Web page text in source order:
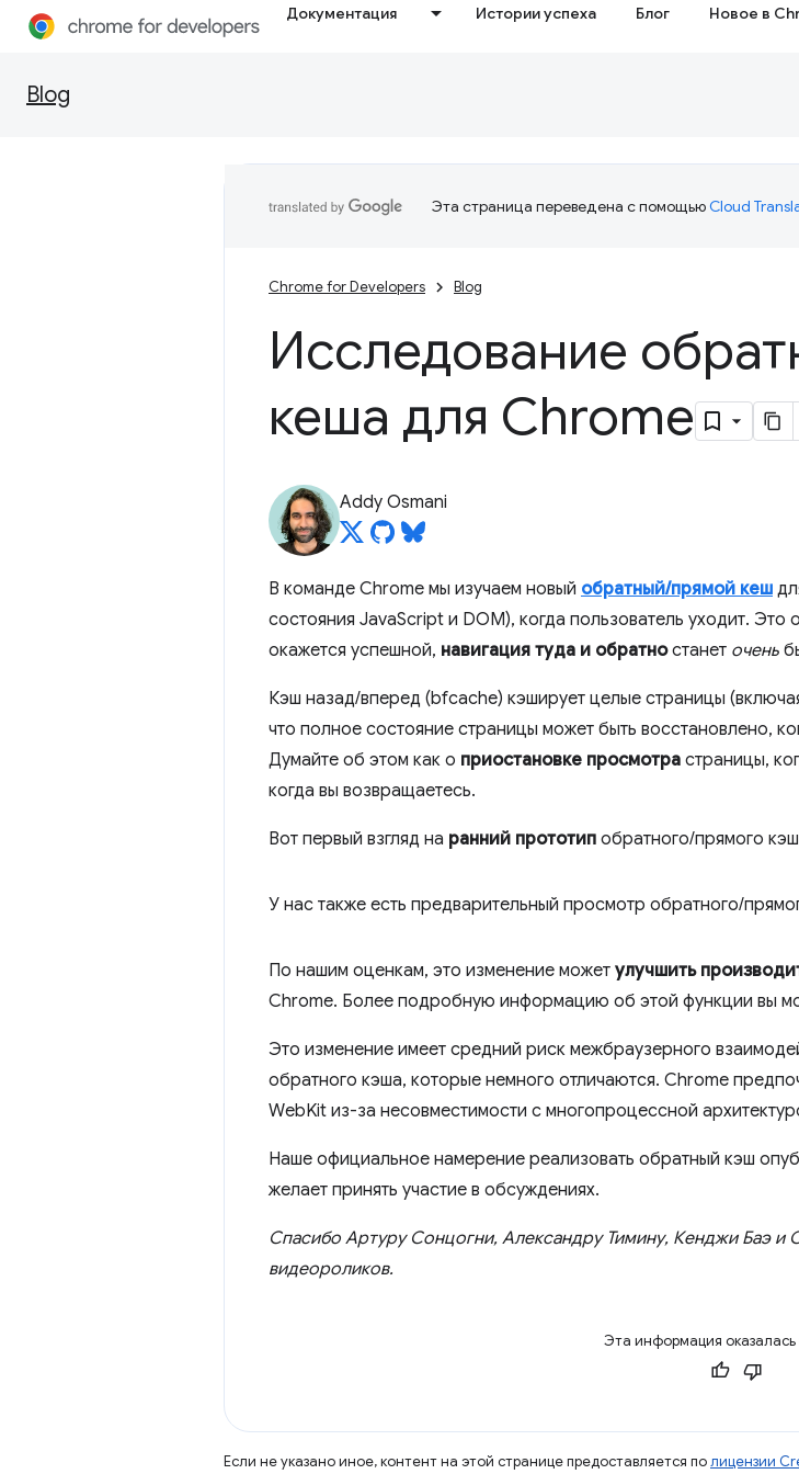
Документация Истории успеха Блог Новое в
Blog
Эта страница переведена с помощьюCloud
Chrome for Developers Blog
Исследование
кеша для Chrome
Addy Osmani
В команде Chrome мы изучаем новый обратный/прямой кеш
состояния JavaScript и DOM), когда пользователь уходит.
окажется успешной, навигация туда и обратностанет очень
Кэш назад/вперед (bfcache) кэширует целые страницы
что полное состояние страницы может быть восстановлено,
Думайте об этом как о приостановке просмотра страницы,
когда вы возвращаетесь.
Вот первый взгляд на ранний прототип обратного/прямого
У нас также есть предварительный просмотр обратного/
По нашим оценкам, это изменение может улучшить
Chrome. Более подробную информацию об этой функции вы
Это изменение имеет средний риск межбраузерного
обратного кэша, которые немного отличаются. Chrome
WebKit из-за несовместимости с многопроцессной
Наше официальное намерение реализовать обратный кэш
желает принять участие в обсуждениях.
Спасибо Артуру Сонцогни, Александру Тимину, Кенджи Баэ
видеороликов.
Эта информация оказалась
Если не указано иное, контент на этой странице предоставляется полицензии